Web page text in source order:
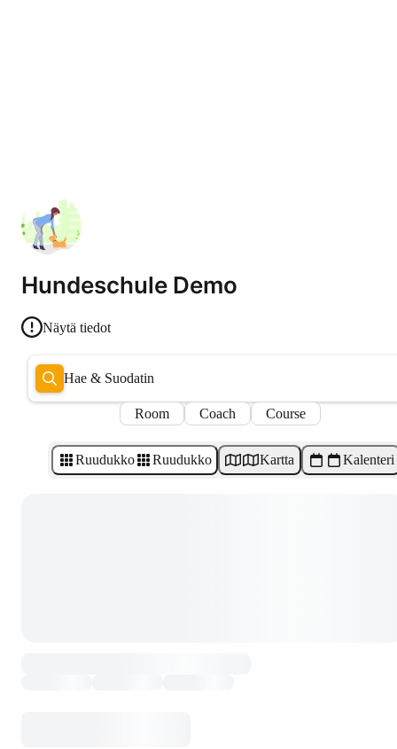
Hundeschule Demo
Näytä tiedot
Hae & Suodatin
Room Coach Course
Ruudukko Ruudukko Kartta Kalenteri